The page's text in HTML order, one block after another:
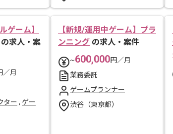
ゲーム】
の求人・案
／月
ター , ゲー
【新規/運用中ゲーム】プラ
ンニング の求人・案件
~600,000円／月
業務委託
ゲームプランナー
渋谷（東京都）